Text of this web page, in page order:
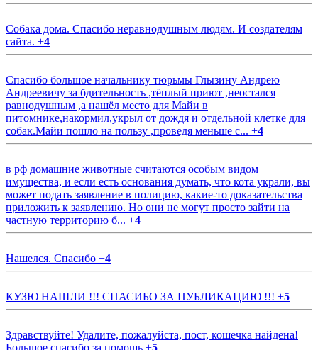
Собака дома. Спасибо неравнодушным людям. И создателям
сайта. +4
Спасибо большое начальнику тюрьмы Глызину Андрею
Андреевичу за бдительность ,тёплый приют ,неостался
равнодушным ,а нашёл место для Майи в
питомнике,накормил,укрыл от дождя и отдельной клетке для
собак.Майи пошло на пользу ,проведя меньше с... +4
в рф домашние животные считаются особым видом
имущества, и если есть основания думать, что кота украли, вы
может подать заявление в полицию, какие-то доказательства
приложить к заявлению. Но они не могут просто зайти на
частную территорию б... +4
Нашелся. Спасибо +4
КУЗЮ НАШЛИ !!! СПАСИБО ЗА ПУБЛИКАЦИЮ !!! +5
Здравствуйте! Удалите, пожалуйста, пост, кошечка найдена!
Большое спасибо за помощь +5